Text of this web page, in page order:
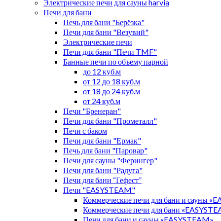
Электрические печи для сауны harvia
Печи для бани
Печь для бани "Берёзка"
Печи для бани "Везувий"
Электрические печи
Печи для бани "Печи TMF"
Банные печи по объему парной
до 12 куб.м
от 12 до 18 куб.м
от 18 до 24 куб.м
от 24 куб.м
Печи "Бренеран"
Печи для бани "Прометалл"
Печи с баком
Печи для бани "Ермак"
Печь для бани "Паровар"
Печи для сауны "Ферингер"
Печи для бани "Радуга"
Печи для бани “Гефест”
Печи "EASYSTEAM"
Коммерческие печи для бани и сауны
Коммерческие печи для бани